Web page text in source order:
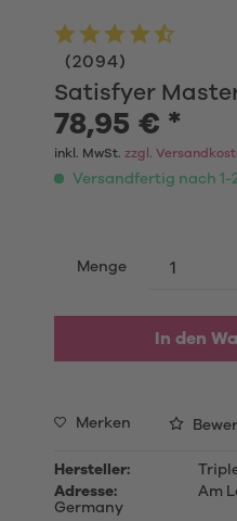
Satisfyer
(2094)
78,95 € *
inkl. MwSt. zzgl.
Versandfertig nach 1-
Menge
In den
Merken
Hersteller:
Adresse:
Am
Germany